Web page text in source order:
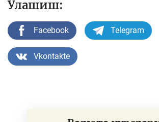
Улашиш:
Facebook Telegram
Vkontakte